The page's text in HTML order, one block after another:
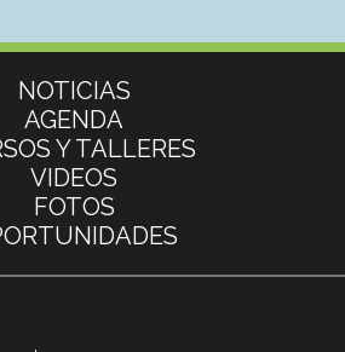
NOTICIAS
AGENDA
Y TALLERES
VIDEOS
FOTOS